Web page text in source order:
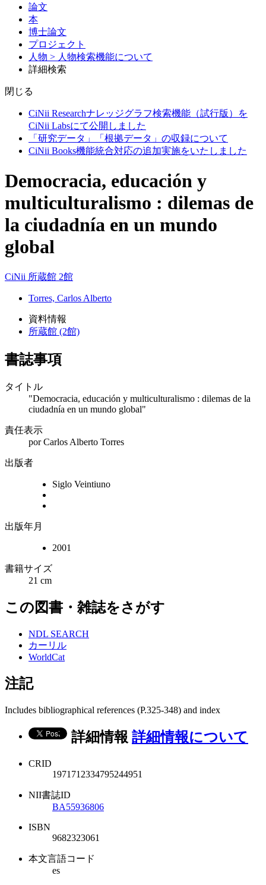
論文
本
博士論文
プロジェクト
人物 > 人物検索機能について
詳細検索
閉じる
CiNii Researchナレッジグラフ検索機能（試行版）を
CiNii Labsにて公開しました
「研究データ」「根拠データ」の収録について
CiNii Books機能統合対応の追加実施をいたしました
Democracia, educación y
multiculturalismo : dilemas de
la ciudadnía en un mundo
global
CiNii 所蔵館 2館
Torres, Carlos Alberto
資料情報
所蔵館 (2館)
書誌事項
タイトル
"Democracia, educación y multiculturalismo : dilemas de la
ciudadnía en un mundo global"
責任表示
por Carlos Alberto Torres
出版者
Siglo Veintiuno
出版年月
2001
書籍サイズ
21 cm
この図書・雑誌をさがす
NDL SEARCH
カーリル
WorldCat
注記
Includes bibliographical references (P.325-348) and index
詳細情報 詳細情報について
CRID
1971712334795244951
NII書誌ID
BA55936806
ISBN
9682323061
本文言語コード
es